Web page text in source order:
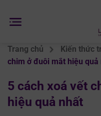
đến
Trang chủ Kiến thức
chim ở đuôi mắt hiệu quả
5 cách xoá vết
hiệu quả nhất